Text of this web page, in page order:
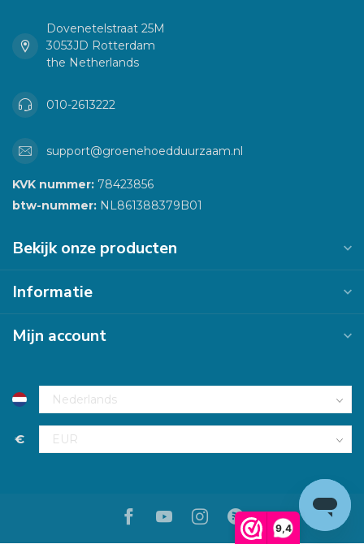
9,4
Dovenetelstraat 25M
3053JD Rotterdam
the Netherlands
010-2613222
support@groenehoedduurzaam.nl
KVK nummer: 78423856
btw-nummer: NL861388379B01
Bekijk onze producten
Informatie
Mijn account
€